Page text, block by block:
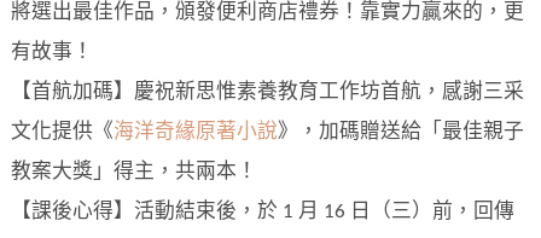
將選出最佳作品，頒發便利商店禮券！靠實力贏來的，更
有故事！
【首航加碼】慶祝新思惟素養教育工作坊首航，感謝三采
文化提供《海洋奇緣原著小說》，加碼贈送給「最佳親子
教案大獎」得主，共兩本！
【課後心得】活動結束後，於 1 月 16 日（三）前，回傳